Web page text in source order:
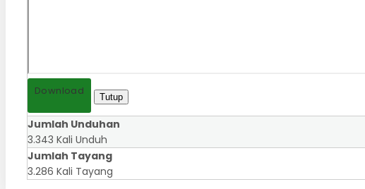
Download Tutup
Jumlah Unduhan
3.343 Kali Unduh
Jumlah Tayang
3.286 Kali Tayang